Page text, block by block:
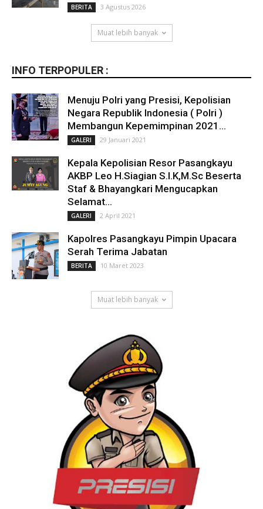
BERITA 3 Agustus 2026
Muat lebih banyak
INFO TERPOPULER :
Menuju Polri yang Presisi, Kepolisian
Negara Republik Indonesia ( Polri )
Membangun Kepemimpinan 2021...
GALERI 29 Januari 2021
Kepala Kepolisian Resor Pasangkayu
AKBP Leo H.Siagian S.I.K,M.Sc Beserta
Staf & Bhayangkari Mengucapkan
Selamat...
GALERI 2 April 2021
Kapolres Pasangkayu Pimpin Upacara
Serah Terima Jabatan
BERITA 10 Maret 2023
Muat lebih banyak